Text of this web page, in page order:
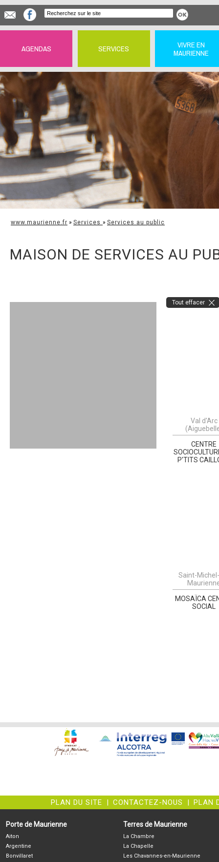
AGENDAS SERVICES
VIVRE EN
MAURIENNE
www.maurienne.fr » Services » Services au public
MAISON DE SERVICES AU
Tout effacer
Val d'Arc
CENTRE
P'TITS
Saint-
MOSAÏCA
SOCIAL
PLAN DU SITE | CONTACTEZ-NOUS | PLAN
Porte de Maurienne
Aiton
Argentine
Bonvillaret
Terres de Maurienne
La Chambre
La Chapelle
Les Chavannes-en-Maurienne